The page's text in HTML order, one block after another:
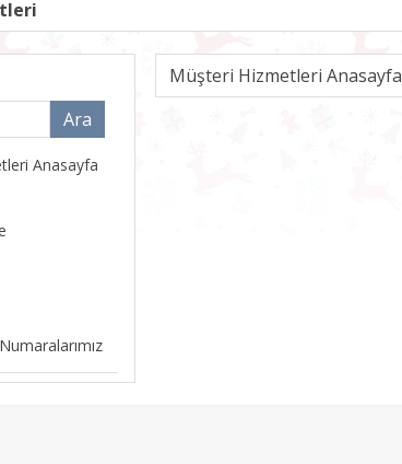
Anasayfa
Müşteri Hizmetleri Anasayfa